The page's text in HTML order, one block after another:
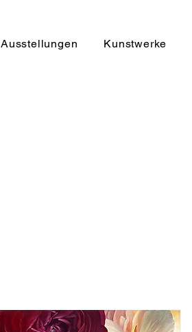
Ausstellungen Kunstwerke